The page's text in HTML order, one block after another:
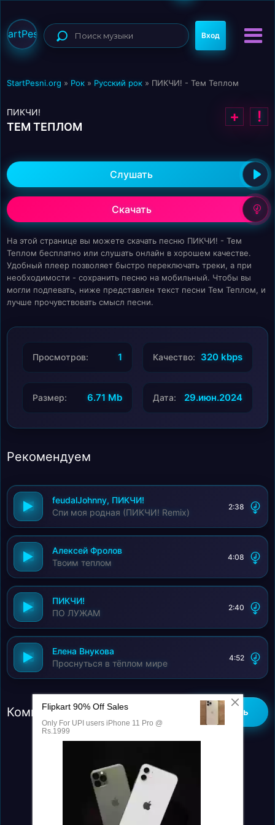
Вход
StartPesni.org » Рок » Русский рок » ПИКЧИ! - Тем Теплом
ПИКЧИ!
ТЕМ ТЕПЛОМ
+ !
Слушать
Скачать
На этой странице вы можете скачать песню ПИКЧИ! - Тем
Теплом бесплатно или слушать онлайн в хорошем качестве.
Удобный плеер позволяет быстро переключать треки, а при
необходимости - сохранить песню на мобильный. Чтобы вы
могли подпевать, ниже представлен текст песни Тем Теплом, и
лучше прочувствовать смысл песни.
Просмотров: 1 Качество: 320 kbps
Размер: 6.71 Mb Дата: 29.июн.2024
Рекомендуем
feudalJohnny, ПИКЧИ!
Спи моя родная (ПИКЧИ! Remix)
2:38
Алексей Фролов
Твоим теплом
4:08
ПИКЧИ!
ПО ЛУЖАМ
2:40
Елена Внукова
Проснуться в тёплом мире
4:52
Комментарии (0) Добавить